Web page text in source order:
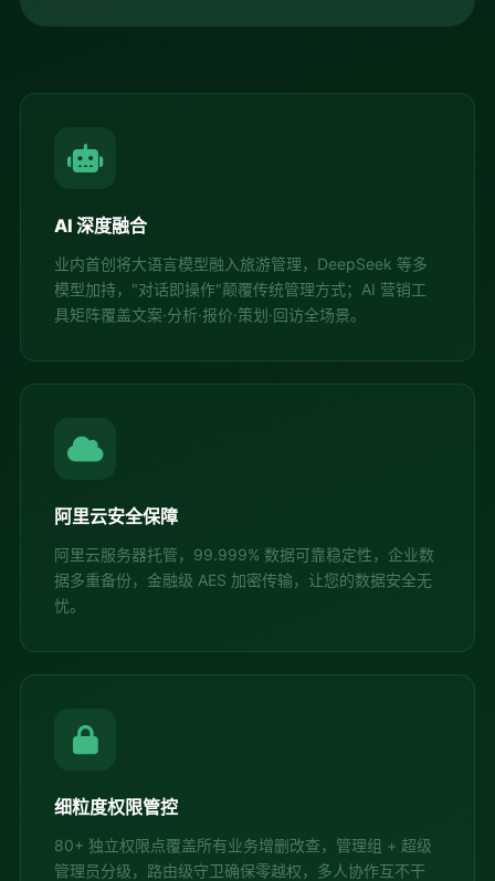
AI 深度融合
业内首创将大语言模型融入旅游管理，DeepSeek 等多
模型加持，"对话即操作"颠覆传统管理方式；AI 营销工
具矩阵覆盖文案·分析·报价·策划·回访全场景。
阿里云安全保障
阿里云服务器托管，99.999% 数据可靠稳定性，企业数
据多重备份，金融级 AES 加密传输，让您的数据安全无
忧。
细粒度权限管控
80+ 独立权限点覆盖所有业务增删改查，管理组 + 超级
管理员分级，路由级守卫确保零越权，多人协作互不干